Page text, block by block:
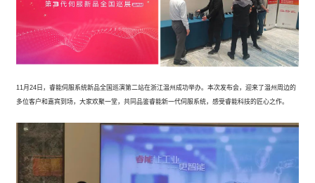
11月24日，睿能伺服系统新品全国巡演第二站在浙江温州成功举办。本次发布会，迎来了温州周边的
多位客户和嘉宾到场，大家欢聚一堂，共同品鉴睿能新一代伺服系统，感受睿能科技的匠心之作。